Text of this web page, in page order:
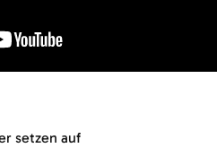
setzen auf